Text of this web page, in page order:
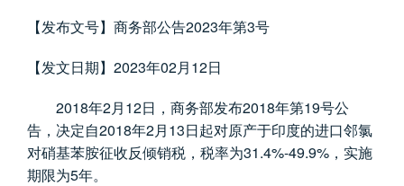
【发布文号】商务部公告2023年第3号
【发文日期】 2023年02月 12日
2018年2月 12日，商务部发布2018年第19号公
告，决定自2018年2月 13 日起对原产于印度的进口邻氯
对硝基苯胺征收反倾销税，税率为31.4%-49.9% ，实施
期限为5年。